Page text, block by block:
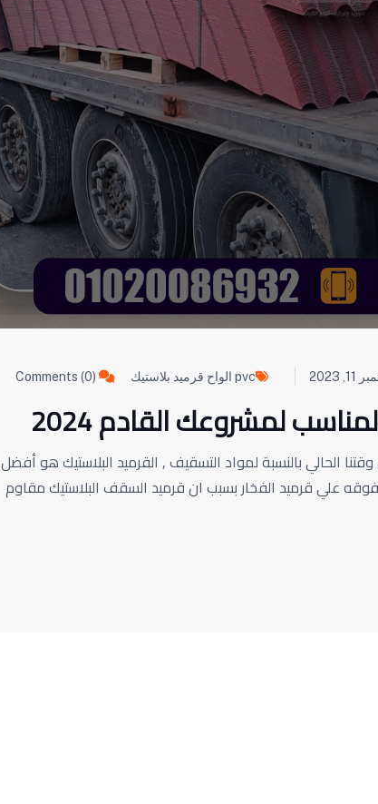
2023 pvc الواح قرميد بلاستيك
لمشروعك القادم 2024
الحالي بالنسبة لمواد التسقيف , القرميد البلاستيك هو أفضل
علي قرميد الفخار بسبب ان قرميد السقف البلاستيك مقاوم